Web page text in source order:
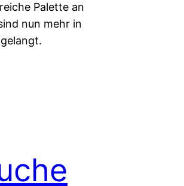
Palette an
nun mehr in